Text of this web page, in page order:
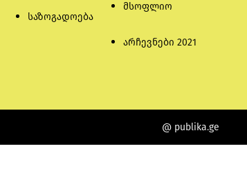
საზოგადოება
მსოფლიო
არჩევნები 2021
@ publika.ge